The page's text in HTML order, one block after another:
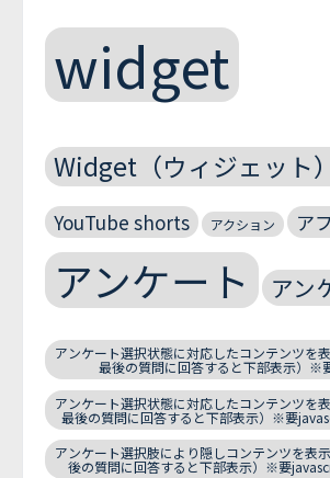
widget
Widget（ウィジェット）
YouTube shorts
アクション ア
アンケート アン
アンケート選択状態に対応したコンテンツを
最後の質問に回答すると下部表示）※
アンケート選択状態に対応したコンテンツを
最後の質問に回答すると下部表示）※要
アンケート選択肢により隠しコンテンツを表
後の質問に回答すると下部表示）※要